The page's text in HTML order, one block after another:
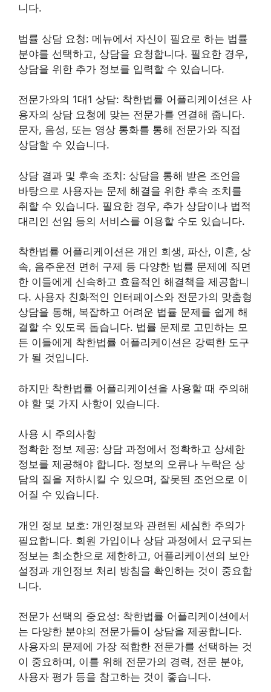
니다.
법률 상담 요청: 메뉴에서 자신이 필요로 하는 법률
분야를 선택하고, 상담을 요청합니다. 필요한 경우,
상담을 위한 추가 정보를 입력할 수 있습니다.
전문가와의 1대1 상담: 착한법률 어플리케이션은 사
용자의 상담 요청에 맞는 전문가를 연결해 줍니다.
문자, 음성, 또는 영상 통화를 통해 전문가와 직접
상담할 수 있습니다.
상담 결과 및 후속 조치: 상담을 통해 받은 조언을
바탕으로 사용자는 문제 해결을 위한 후속 조치를
취할 수 있습니다. 필요한 경우, 추가 상담이나 법적
대리인 선임 등의 서비스를 이용할 수도 있습니다.
착한법률 어플리케이션은 개인 회생, 파산, 이혼, 상
속, 음주운전 면허 구제 등 다양한 법률 문제에 직면
한 이들에게 신속하고 효율적인 해결책을 제공합니
다. 사용자 친화적인 인터페이스와 전문가의 맞춤형
상담을 통해, 복잡하고 어려운 법률 문제를 쉽게 해
결할 수 있도록 돕습니다. 법률 문제로 고민하는 모
든 이들에게 착한법률 어플리케이션은 강력한 도구
가 될 것입니다.
하지만 착한법률 어플리케이션을 사용할 때 주의해
야 할 몇 가지 사항이 있습니다.
사용 시 주의사항
정확한 정보 제공: 상담 과정에서 정확하고 상세한
정보를 제공해야 합니다. 정보의 오류나 누락은 상
담의 질을 저하시킬 수 있으며, 잘못된 조언으로 이
어질 수 있습니다.
개인 정보 보호: 개인정보와 관련된 세심한 주의가
필요합니다. 회원 가입이나 상담 과정에서 요구되는
정보는 최소한으로 제한하고, 어플리케이션의 보안
설정과 개인정보 처리 방침을 확인하는 것이 중요합
니다.
전문가 선택의 중요성: 착한법률 어플리케이션에서
는 다양한 분야의 전문가들이 상담을 제공합니다.
사용자의 문제에 가장 적합한 전문가를 선택하는 것
이 중요하며, 이를 위해 전문가의 경력, 전문 분야,
사용자 평가 등을 참고하는 것이 좋습니다.